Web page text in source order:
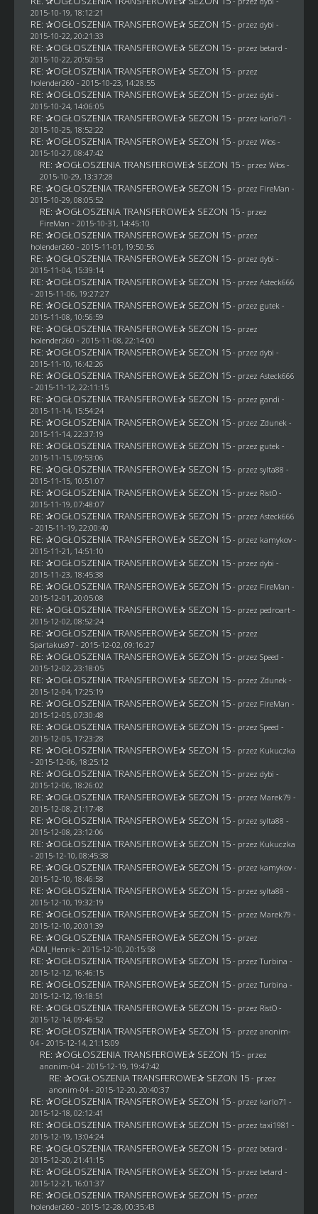
2015-10-19, 18:12:21
RE: ✰OGŁOSZENIA TRANSFEROWE✰ SEZON 15 - przez dybi -
2015-10-22, 20:21:33
RE: ✰OGŁOSZENIA TRANSFEROWE✰ SEZON 15 - przez betard -
2015-10-22, 20:50:53
RE: ✰OGŁOSZENIA TRANSFEROWE✰ SEZON 15 - przez
holender260 - 2015-10-23, 14:28:55
RE: ✰OGŁOSZENIA TRANSFEROWE✰ SEZON 15 - przez dybi -
2015-10-24, 14:06:05
RE: ✰OGŁOSZENIA TRANSFEROWE✰ SEZON 15 - przez karlo71 -
2015-10-25, 18:52:22
RE: ✰OGŁOSZENIA TRANSFEROWE✰ SEZON 15 - przez Włos-
2015-10-27, 08:47:42
RE: ✰OGŁOSZENIA TRANSFEROWE✰ SEZON 15 - przez Włos-
2015-10-29, 13:37:28
RE: ✰OGŁOSZENIA TRANSFEROWE✰ SEZON 15 - przez FireMan -
2015-10-29, 08:05:52
RE: ✰OGŁOSZENIA TRANSFEROWE✰ SEZON 15 - przez
FireMan - 2015-10-31, 14:45:10
RE: ✰OGŁOSZENIA TRANSFEROWE✰ SEZON 15 - przez
holender260 - 2015-11-01, 19:50:56
RE: ✰OGŁOSZENIA TRANSFEROWE✰ SEZON 15 - przez dybi -
2015-11-04, 15:39:14
RE: ✰OGŁOSZENIA TRANSFEROWE✰ SEZON 15 - przez Asteck666
- 2015-11-06, 19:27:27
RE: ✰OGŁOSZENIA TRANSFEROWE✰ SEZON 15 - przez gutek -
2015-11-08, 10:56:59
RE: ✰OGŁOSZENIA TRANSFEROWE✰ SEZON 15 - przez
holender260 - 2015-11-08, 22:14:00
RE: ✰OGŁOSZENIA TRANSFEROWE✰ SEZON 15 - przez dybi -
2015-11-10, 16:42:26
RE: ✰OGŁOSZENIA TRANSFEROWE✰ SEZON 15 - przez Asteck666
- 2015-11-12, 22:11:15
RE: ✰OGŁOSZENIA TRANSFEROWE✰ SEZON 15 - przez gandi -
2015-11-14, 15:54:24
RE: ✰OGŁOSZENIA TRANSFEROWE✰ SEZON 15 - przez Zdunek -
2015-11-14, 22:37:19
RE: ✰OGŁOSZENIA TRANSFEROWE✰ SEZON 15 - przez gutek -
2015-11-15, 09:53:06
RE: ✰OGŁOSZENIA TRANSFEROWE✰ SEZON 15 - przez sylta88 -
2015-11-15, 10:51:07
RE: ✰OGŁOSZENIA TRANSFEROWE✰ SEZON 15 - przez RistO-
2015-11-19, 07:48:07
RE: ✰OGŁOSZENIA TRANSFEROWE✰ SEZON 15 - przez Asteck666
- 2015-11-19, 22:00:40
RE: ✰OGŁOSZENIA TRANSFEROWE✰ SEZON 15 - przez kamykov-
2015-11-21, 14:51:10
RE: ✰OGŁOSZENIA TRANSFEROWE✰ SEZON 15 - przez dybi -
2015-11-23, 18:45:38
RE: ✰OGŁOSZENIA TRANSFEROWE✰ SEZON 15 - przez FireMan -
2015-12-01, 20:05:08
RE: ✰OGŁOSZENIA TRANSFEROWE✰ SEZON 15 - przez pedroart-
2015-12-02, 08:52:24
RE: ✰OGŁOSZENIA TRANSFEROWE✰ SEZON 15 - przez
Spartakus97- 2015-12-02, 09:16:27
RE: ✰OGŁOSZENIA TRANSFEROWE✰ SEZON 15 - przez Speed -
2015-12-02, 23:18:05
RE: ✰OGŁOSZENIA TRANSFEROWE✰ SEZON 15 - przez Zdunek -
2015-12-04, 17:25:19
RE: ✰OGŁOSZENIA TRANSFEROWE✰ SEZON 15 - przez FireMan -
2015-12-05, 07:30:48
RE: ✰OGŁOSZENIA TRANSFEROWE✰ SEZON 15 - przez Speed -
2015-12-05, 17:23:28
RE: ✰OGŁOSZENIA TRANSFEROWE✰ SEZON 15 - przez Kukuczka
- 2015-12-06, 18:25:12
RE: ✰OGŁOSZENIA TRANSFEROWE✰ SEZON 15 - przez dybi -
2015-12-06, 18:26:02
RE: ✰OGŁOSZENIA TRANSFEROWE✰ SEZON 15 - przez Marek79 -
2015-12-08, 21:17:48
RE: ✰OGŁOSZENIA TRANSFEROWE✰ SEZON 15 - przez sylta88 -
2015-12-08, 23:12:06
RE: ✰OGŁOSZENIA TRANSFEROWE✰ SEZON 15 - przez Kukuczka
- 2015-12-10, 08:45:38
RE: ✰OGŁOSZENIA TRANSFEROWE✰ SEZON 15 - przez kamykov-
2015-12-10, 18:46:58
RE: ✰OGŁOSZENIA TRANSFEROWE✰ SEZON 15 - przez sylta88 -
2015-12-10, 19:32:19
RE: ✰OGŁOSZENIA TRANSFEROWE✰ SEZON 15 - przez Marek79 -
2015-12-10, 20:01:39
RE: ✰OGŁOSZENIA TRANSFEROWE✰ SEZON 15 - przez
ADM_Henrik - 2015-12-10, 20:15:58
RE: ✰OGŁOSZENIA TRANSFEROWE✰ SEZON 15 - przez Turbina -
2015-12-12, 16:46:15
RE: ✰OGŁOSZENIA TRANSFEROWE✰ SEZON 15 - przez Turbina -
2015-12-12, 19:18:51
RE: ✰OGŁOSZENIA TRANSFEROWE✰ SEZON 15 - przez RistO-
2015-12-14, 09:46:52
RE: ✰OGŁOSZENIA TRANSFEROWE✰ SEZON 15 - przez anonim-
04- 2015-12-14, 21:15:09
RE: ✰OGŁOSZENIA TRANSFEROWE✰ SEZON 15 - przez
anonim-04- 2015-12-19, 19:47:42
RE: ✰OGŁOSZENIA TRANSFEROWE✰ SEZON 15 - przez
anonim-04- 2015-12-20, 20:40:37
RE: ✰OGŁOSZENIA TRANSFEROWE✰ SEZON 15 - przez karlo71 -
2015-12-18, 02:12:41
RE: ✰OGŁOSZENIA TRANSFEROWE✰ SEZON 15 - przez taxi1981 -
2015-12-19, 13:04:24
RE: ✰OGŁOSZENIA TRANSFEROWE✰ SEZON 15 - przez betard -
2015-12-20, 21:41:15
RE: ✰OGŁOSZENIA TRANSFEROWE✰ SEZON 15 - przez betard -
2015-12-21, 16:01:37
RE: ✰OGŁOSZENIA TRANSFEROWE✰ SEZON 15 - przez
holender260 - 2015-12-28, 00:35:43